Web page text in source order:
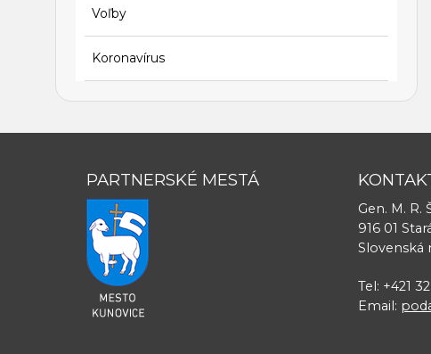
Voľby
Koronavírus
PARTNERSKÉ MESTÁ
Gen. M. R.
916 01
Slovenská
Tel: +421
Email: